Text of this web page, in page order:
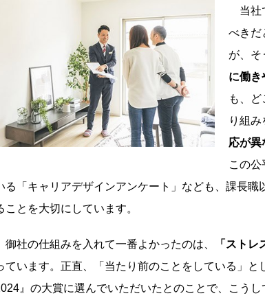
当社
べきだ
が、そ
に働き
も、
り組
応が異
この
る「キャリアデザインアンケート」なども、課長
ことを大切にしています。
御社の仕組みを入れて一番よかったのは、 「スト
ています。正直、「当たり前のことをしている」
』の大賞に選んでいただいたとのことで、こう